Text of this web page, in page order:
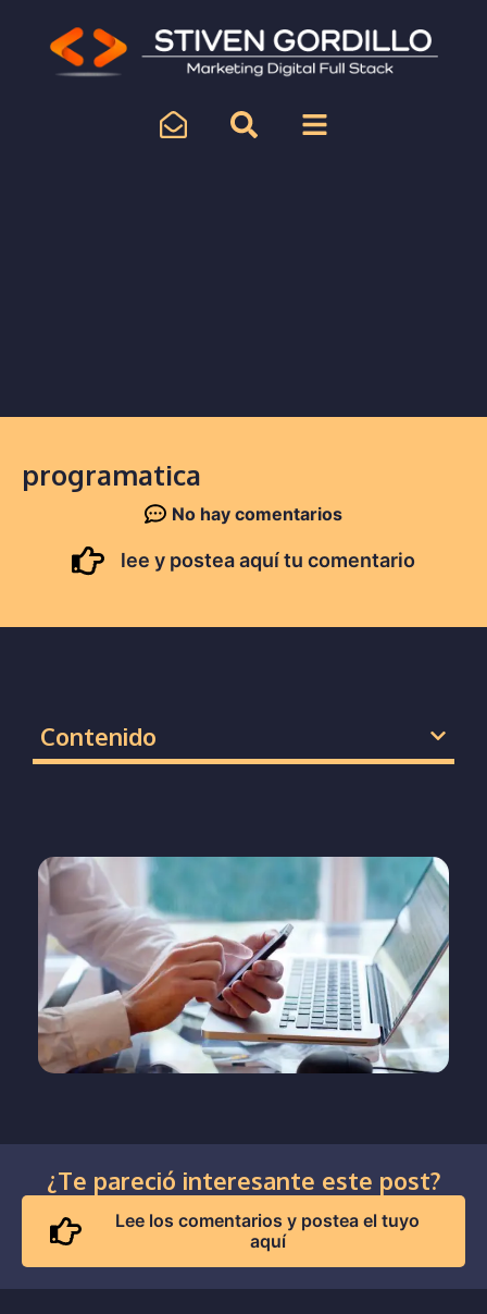
programatica
No hay comentarios
lee y postea aquí tu comentario
Contenido
¿Te pareció interesante este post?
Lee los comentarios y postea el tuyo
aquí